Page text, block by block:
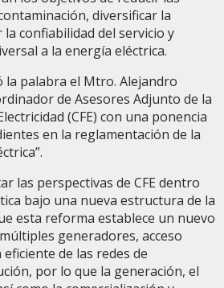
diversificar la
confiabilidad del servicio y
a la energía eléctrica.
palabra el Mtro. Alejandro
de Asesores Adjunto de la
(CFE) con una ponencia
en la reglamentación de la
las perspectivas de CFE dentro
bajo una nueva estructura de la
esta reforma establece un nuevo
generadores, acceso
de las redes de
por lo que la generación, el